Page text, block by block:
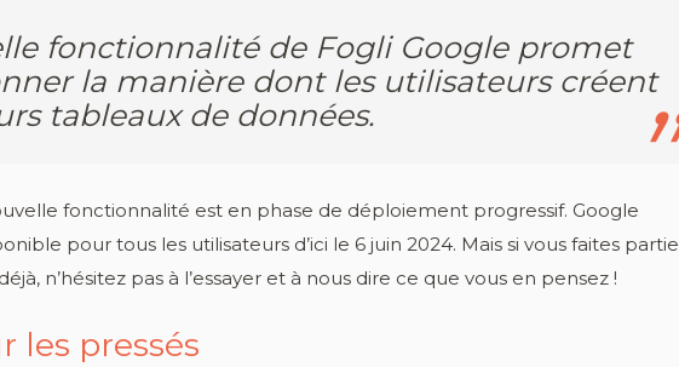
fonctionnalité de Fogli Google promet
la manière dont les utilisateurs créent
tableaux de données.
fonctionnalité est en phase de déploiement progressif. Google
pour tous les utilisateurs d’ici le 6 juin 2024. Mais si vous faites partie
n’hésitez pas à l’essayer et à nous dire ce que vous en pensez !
les pressés